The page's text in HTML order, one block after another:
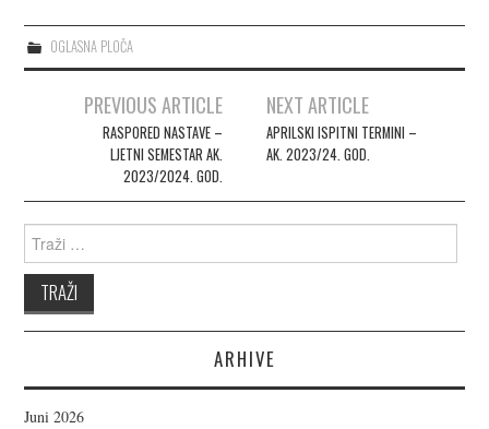
OGLASNA PLOČA
Post navigation
PREVIOUS ARTICLE
RASPORED NASTAVE –
LJETNI SEMESTAR AK.
2023/2024. GOD.
NEXT ARTICLE
APRILSKI ISPITNI TERMINI –
AK. 2023/24. GOD.
Search for:
ARHIVE
Juni 2026